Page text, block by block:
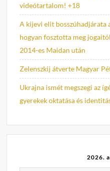
videótartalom! +18
A kijevi elit bosszúhadjárata
hogyan fosztotta meg
2014-es Maidan után
Zelenszkij átverte Magyar
Ukrajna ismét megszegi az
gyerekek oktatása és
2026.